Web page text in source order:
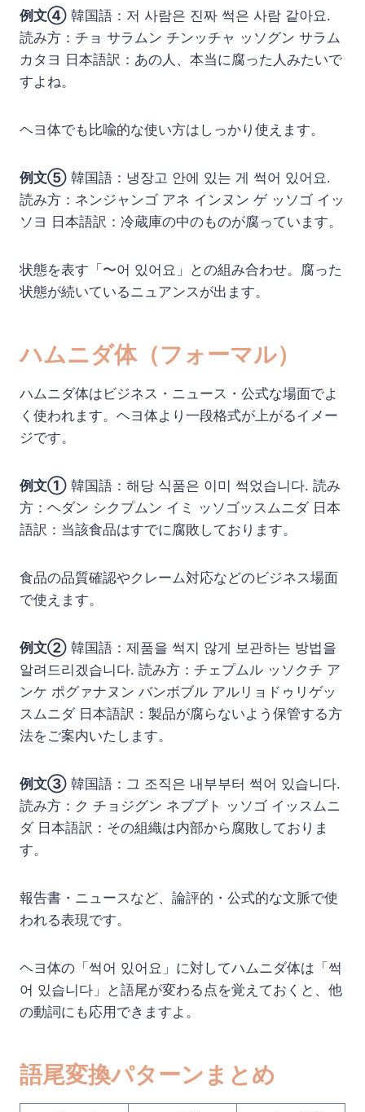
例文④ 韓国語：저 사람은 진짜 썩은 사람 같아요.
読み方：チョ サラムン チンッチャ ッソグン サラム
カタヨ 日本語訳：あの人、本当に腐った人みたいで
すよね。
ヘヨ体でも比喩的な使い方はしっかり使えます。
例文⑤ 韓国語：냉장고 안에 있는 게 썩어 있어요.
読み方：ネンジャンゴ アネ インヌン ゲ ッソゴ イッ
ソヨ 日本語訳：冷蔵庫の中のものが腐っています。
状態を表す「〜어 있어요」との組み合わせ。腐った
状態が続いているニュアンスが出ます。
ハムニダ体（フォーマル）
ハムニダ体はビジネス・ニュース・公式な場面でよ
く使われます。ヘヨ体より一段格式が上がるイメー
ジです。
例文① 韓国語：해당 식품은 이미 썩었습니다. 読み
方：ヘダン シクプムン イミ ッソゴッスムニダ 日本
語訳：当該食品はすでに腐敗しております。
食品の品質確認やクレーム対応などのビジネス場面
で使えます。
例文② 韓国語：제품을 썩지 않게 보관하는 방법을
알려드리겠습니다. 読み方：チェプムル ッソクチ ア
ンケ ポグァナヌン バンボブル アルリョドゥリゲッ
スムニダ 日本語訳：製品が腐らないよう保管する方
法をご案内いたします。
例文③ 韓国語：그 조직은 내부부터 썩어 있습니다.
読み方：ク チョジグン ネブブト ッソゴ イッスムニ
ダ 日本語訳：その組織は内部から腐敗しておりま
す。
報告書・ニュースなど、論評的・公式的な文脈で使
われる表現です。
ヘヨ体の「썩어 있어요」に対してハムニダ体は「썩
어 있습니다」と語尾が変わる点を覚えておくと、他
の動詞にも応用できますよ。
語尾変換パターンまとめ